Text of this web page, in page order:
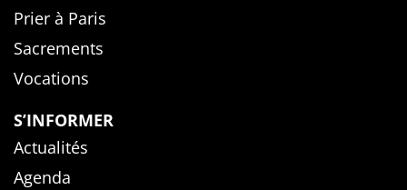
Prier à Paris
Sacrements
Vocations
S’INFORMER
Actualités
Agenda